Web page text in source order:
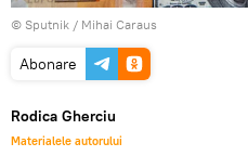
© Sputnik / Mihai Caraus
Abonare
Rodica Gherciu
Materialele autorului